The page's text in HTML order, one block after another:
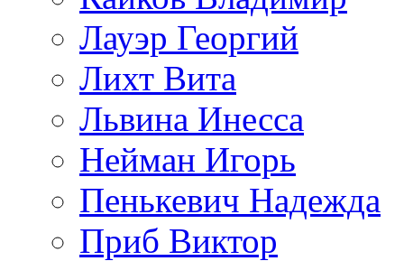
Лауэр Георгий
Лихт Вита
Львина Инесса
Нейман Игорь
Пенькевич Надежда
Приб Виктор